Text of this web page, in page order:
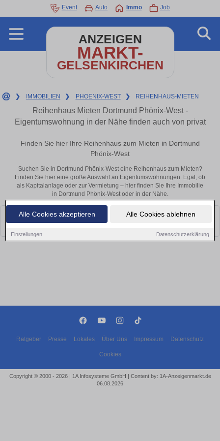
Alle Cookies akzeptieren Alle Cookies ablehnen
Einstellungen Datenschutzerklärung
Event Auto Immo Job
ANZEIGEN
MARKT-
GELSENKIRCHEN
❯ IMMOBILIEN ❯ PHOENIX-WEST ❯ REIHENHAUS-MIETEN
Reihenhaus Mieten Dortmund Phönix-West -
Eigentumswohnung in der Nähe finden auch von privat
Finden Sie hier Ihre Reihenhaus zum Mieten in Dortmund
Phönix-West
Suchen Sie in Dortmund Phönix-West eine Reihenhaus zum Mieten?
Finden Sie hier eine große Auswahl an Eigentumswohnungen. Egal, ob
als Kapitalanlage oder zur Vermietung – hier finden Sie Ihre Immobilie
in Dortmund Phönix-West oder in der Nähe.
Leider konnten wir derzeit keine passenden Objekte finden. Schauen Sie
bald wieder vorbei!
Ratgeber Presse Lokales Über Uns Impressum Datenschutz
Cookies
Copyright © 2000 - 2026 | 1A Infosysteme GmbH | Content by: 1A-Anzeigenmarkt.de
06.08.2026